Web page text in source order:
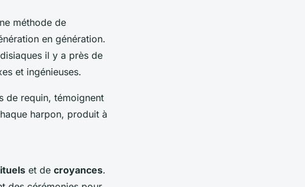
méthode de
en génération.
il y a près de
et ingénieuses.
de requin, témoignent
harpon, produit à
et de croyances.